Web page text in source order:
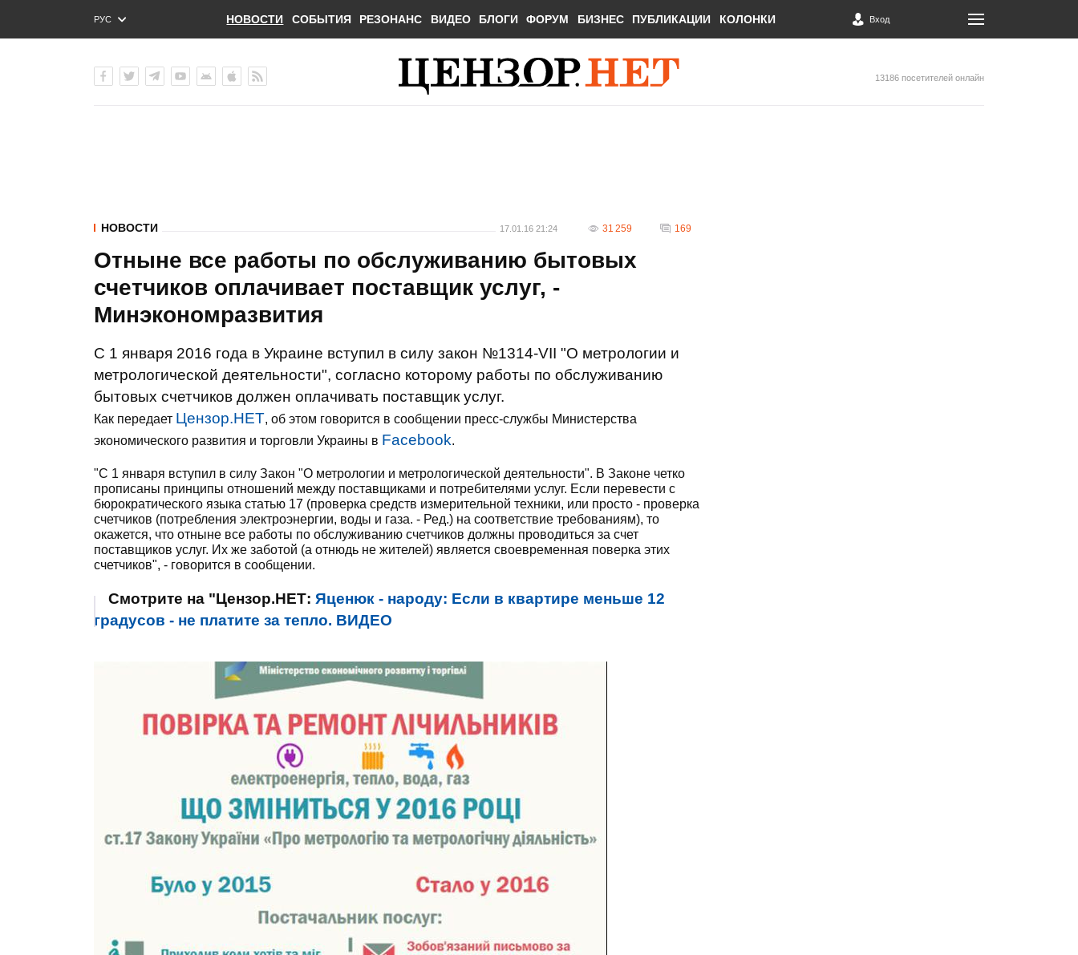
РУС
ENG
НОВОСТИ СОБЫТИЯ РЕЗОНАНС ВИДЕО БЛОГИ ФОРУМ БИЗНЕС ПУБЛИКАЦИИ КОЛОНКИ Вход
13186 посетителей онлайн
НОВОСТИ 17.01.16 21:24 31 259 169
Отныне все работы по обслуживанию бытовых
счетчиков оплачивает поставщик услуг, -
Минэкономразвития
С 1 января 2016 года в Украине вступил в силу закон №1314-VII "О метрологии и
метрологической деятельности", согласно которому работы по обслуживанию
бытовых счетчиков должен оплачивать поставщик услуг.
Как передает Цензор.НЕТ, об этом говорится в сообщении пресс-службы Министерства
экономического развития и торговли Украины в Facebook.
"С 1 января вступил в силу Закон "О метрологии и метрологической деятельности". В Законе четко
прописаны принципы отношений между поставщиками и потребителями услуг. Если перевести с
бюрократического языка статью 17 (проверка средств измерительной техники, или просто - проверка
счетчиков (потребления электроэнергии, воды и газа. - Ред.) на соответствие требованиям), то
окажется, что отныне все работы по обслуживанию счетчиков должны проводиться за счет
поставщиков услуг. Их же заботой (а отнюдь не жителей) является своевременная поверка этих
счетчиков", - говорится в сообщении.
Смотрите на "Цензор.НЕТ: Яценюк - народу: Если в квартире меньше 12
градусов - не платите за тепло. ВИДЕО